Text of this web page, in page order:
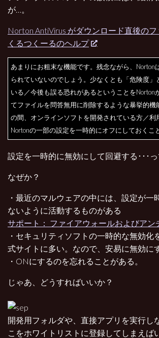
が…。
Norton AntiVirus がダウンロード直後の
くるつくーるのヘルプ
あまりにお粗末な機能です。残念ながら、
られていないのでしょう。少なくとも「危険度」
いる／今後も誤る恐れがあるということをNorton
てファイルを問答無用に削除するような暴挙的機
の間、 オンラインソフトを開発されている方／利
Nortonの一部の設定を一時的にオフにしておく こ
設定を一時的に無効にして回避する･･･
なぜか？
・最近のマルウェアの中には、設定が
ないように活動するものがある
サポート： ファイアウォールおよびアン
・セキュリティソフトの一時的な無効
式サイトに多い。なので、安易に無効に
・ONにするのを忘れることがある。
じゃあ、どうすればいいか？
開発用フォルダや、直接アプリを実行
こをホワイトリストに登録してしまえば